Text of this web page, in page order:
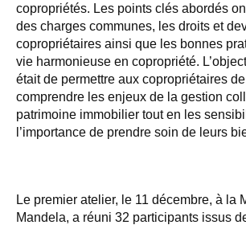
copropriétés. Les points clés abordés
des charges communes, les droits et
copropriétaires ainsi que les bonnes
vie harmonieuse en copropriété.
était de permettre aux copropriétaires
comprendre les enjeux de la gestion
patrimoine immobilier tout en les
l’importance de prendre soin de leurs
Le premier atelier, le 11 décembre, à la
Mandela, a réuni 32 participants issus